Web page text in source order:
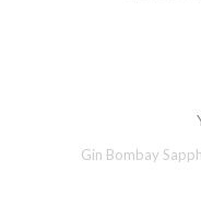
Gin Bombay